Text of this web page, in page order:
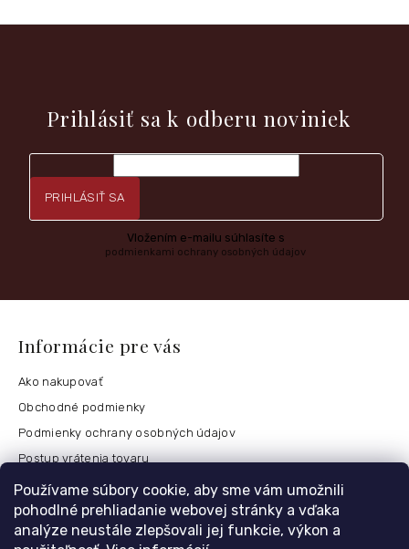
Používame súbory cookie, aby sme vám umožnili
pohodlné prehliadanie webovej stránky a vďaka
analýze neustále zlepšovali jej funkcie, výkon a
t
Prihlásiť sa k odberu noviniek
PRIHLÁSIŤ SA
Vložením e-mailu súhlasíte s
podmienkami ochrany osobných údajov
Informácie pre vás
Ako nakupovať
Obchodné podmienky
Podmienky ochrany osobných údajov
Postup vrátenia tovaru
Česko